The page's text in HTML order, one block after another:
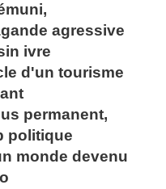
agressive
ivre
d'un tourisme
permanent,
politique
monde devenu